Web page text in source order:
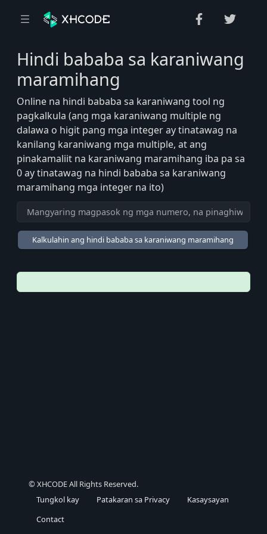
Hindi bababa sa karaniwang
maramihang
Online na hindi bababa sa karaniwang tool ng
pagkalkula (ang mga karaniwang multiple ng
dalawa o higit pang mga integer ay tinatawag na
kanilang karaniwang mga multiple, at ang
pinakamaliit na karaniwang maramihang iba pa sa
0 ay tinatawag na hindi bababa sa karaniwang
maramihang mga integer na ito)
Kalkulahin ang hindi bababa sa karaniwang maramihang
© XHCODE All Rights Reserved.
Tungkol kay
Patakaran sa Privacy
Kasaysayan
Contact